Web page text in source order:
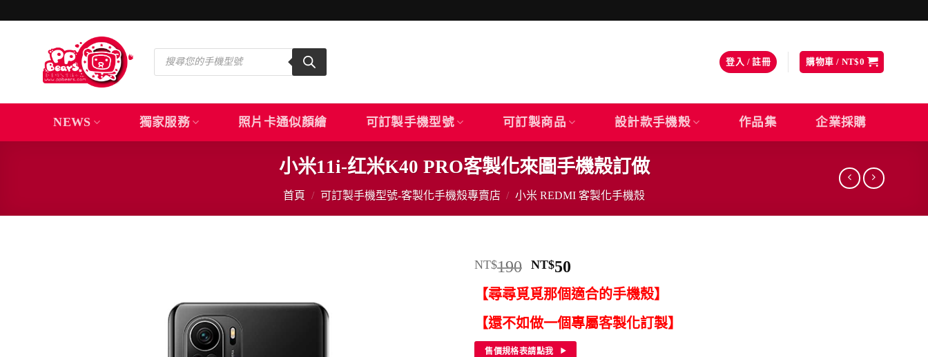
Products
search
登入 / 註冊 購物車 / NT$0
NEWS 獨家服務 照片卡通似顏繪 可訂製手機型號 可訂製商品 設計款手機殼 作品集 企業採購
小米11i-红米K40 PRO客製化來圖手機殼訂做
首頁 / 可訂製手機型號-客製化手機殼專賣店 / 小米 REDMI 客製化手機殼
NT$190 原
始
價
格：
NT$190。
NT$50
前
價
格：
NT$50。
【尋尋覓覓那個適合的手機殼】
【還不如做一個專屬客製化訂製】
售價規格表請點我